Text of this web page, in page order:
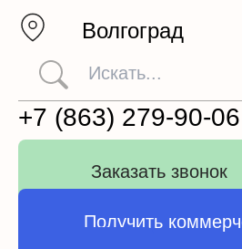
Волгоград
+7 (863) 279-90-06
Заказать звонок
Получить